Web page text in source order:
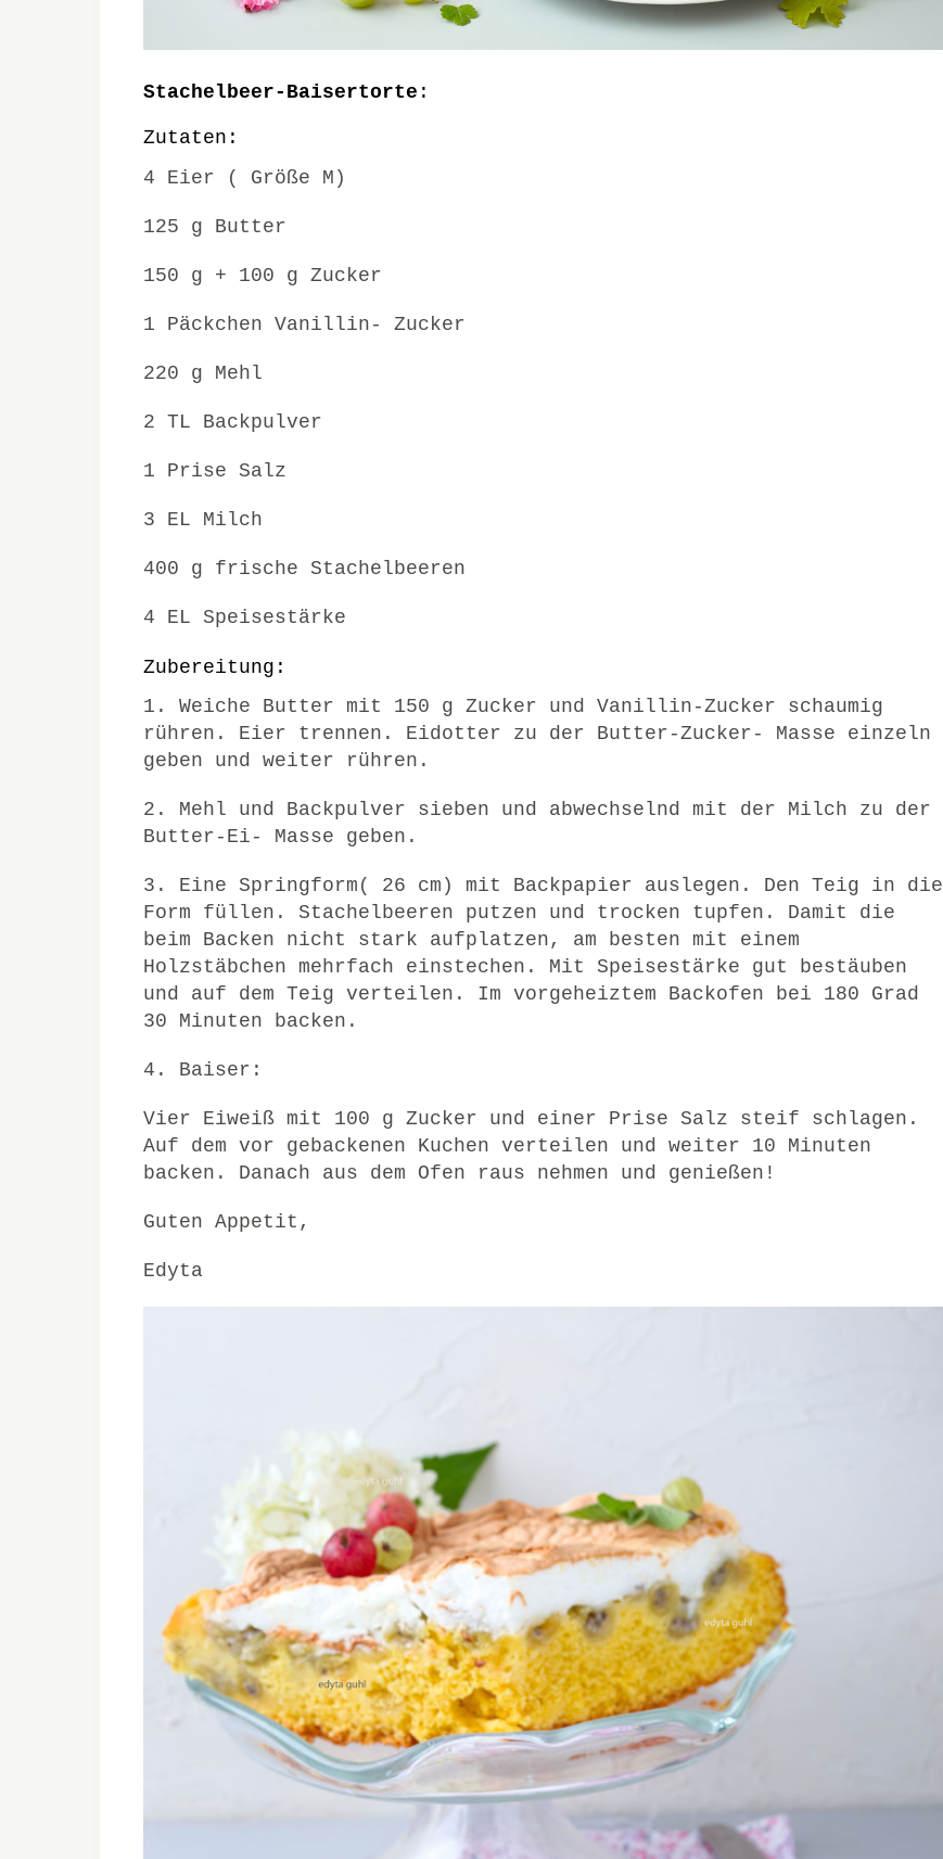
Stachelbeer-Baisertorte :
Zutaten:
4 Eier ( Größe M)
125 g Butter
150 g + 100 g Zucker
1 Päckchen Vanillin- Zucker
220 g Mehl
2 TL Backpulver
1 Prise Salz
3 EL Milch
400 g frische Stachelbeeren
4 EL Speisestärke
Zubereitung:
1. Weiche Butter mit 150 g Zucker und Vanillin-Zucker schaumig
rühren. Eier trennen. Eidotter zu der Butter-Zucker- Masse einzeln
geben und weiter rühren.
2. Mehl und Backpulver sieben und abwechselnd mit der Milch zu der
Butter-Ei- Masse geben.
3. Eine Springform( 26 cm) mit Backpapier auslegen. Den Teig in die
Form füllen. Stachelbeeren putzen und trocken tupfen. Damit die
beim Backen nicht stark aufplatzen, am besten mit einem
Holzstäbchen mehrfach einstechen. Mit Speisestärke gut bestäuben
und auf dem Teig verteilen. Im vorgeheiztem Backofen bei 180 Grad
30 Minuten backen.
4. Baiser:
Vier Eiweiß mit 100 g Zucker und einer Prise Salz steif schlagen.
Auf dem vor gebackenen Kuchen verteilen und weiter 10 Minuten
backen. Danach aus dem Ofen raus nehmen und genießen!
Guten Appetit,
Edyta